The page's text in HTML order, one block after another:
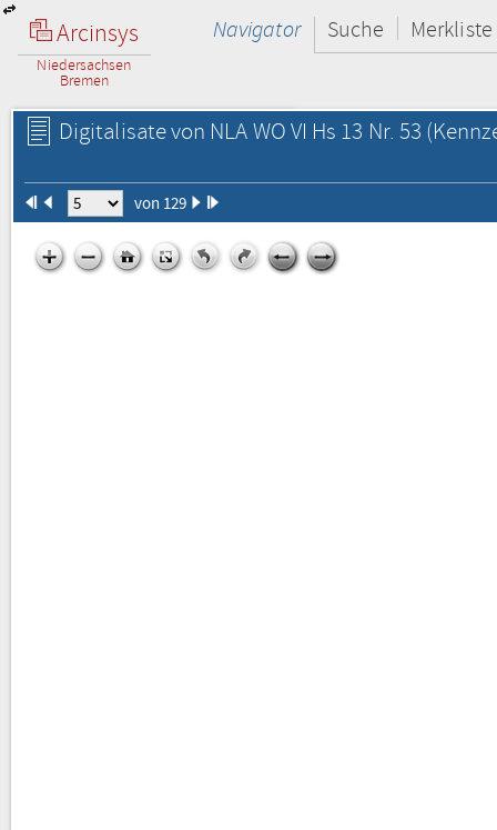
Arcinsys
Niedersachsen
Bremen
Navigator Suche Merkliste
Digitalisate von NLA WO VI Hs 13 Nr. 53
von 129